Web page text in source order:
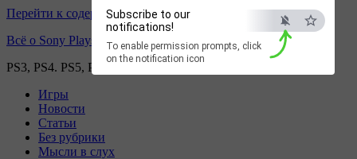
Subscribe to our
notifications!
To enable permission prompts, click
on the notification icon
Перейти к содержимому
Всё о Sony Playstation
PS3, PS4. PS5, PS games
Игры
Новости
Статьи
Без рубрики
Мысли в слух